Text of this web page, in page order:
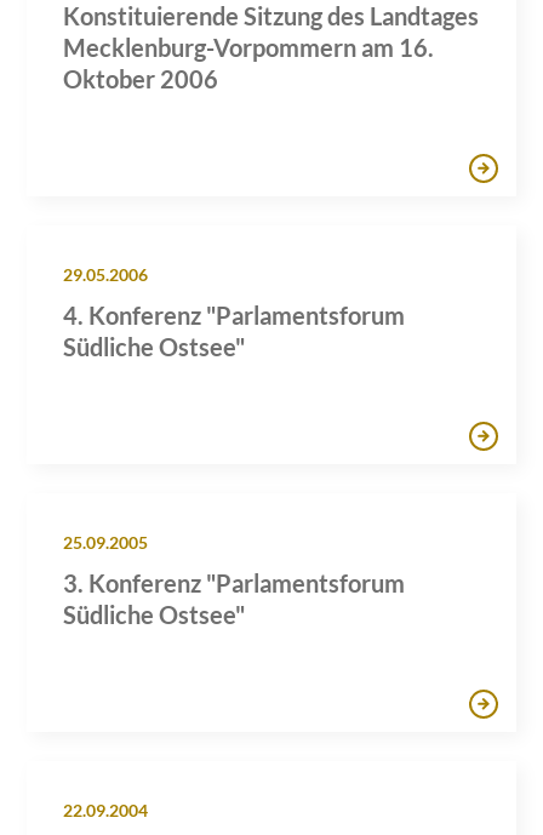
Konstituierende Sitzung des Landtages
Mecklenburg-Vorpommern am 16.
Oktober 2006
29.05.2006
4. Konferenz "Parlamentsforum
Südliche Ostsee"
25.09.2005
3. Konferenz "Parlamentsforum
Südliche Ostsee"
22.09.2004